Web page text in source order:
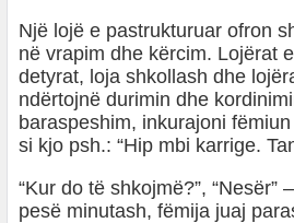
Një lojë e pastrukturuar ofron
në vrapim dhe kërcim. Lojërat
detyrat, loja shkollash dhe
ndërtojnë durimin dhe
baraspeshim, inkurajoni
si kjo psh.: “Hip mbi karrige.
“Kur do të shkojmë?”, “Nesër”
pesë minutash, fëmija juaj